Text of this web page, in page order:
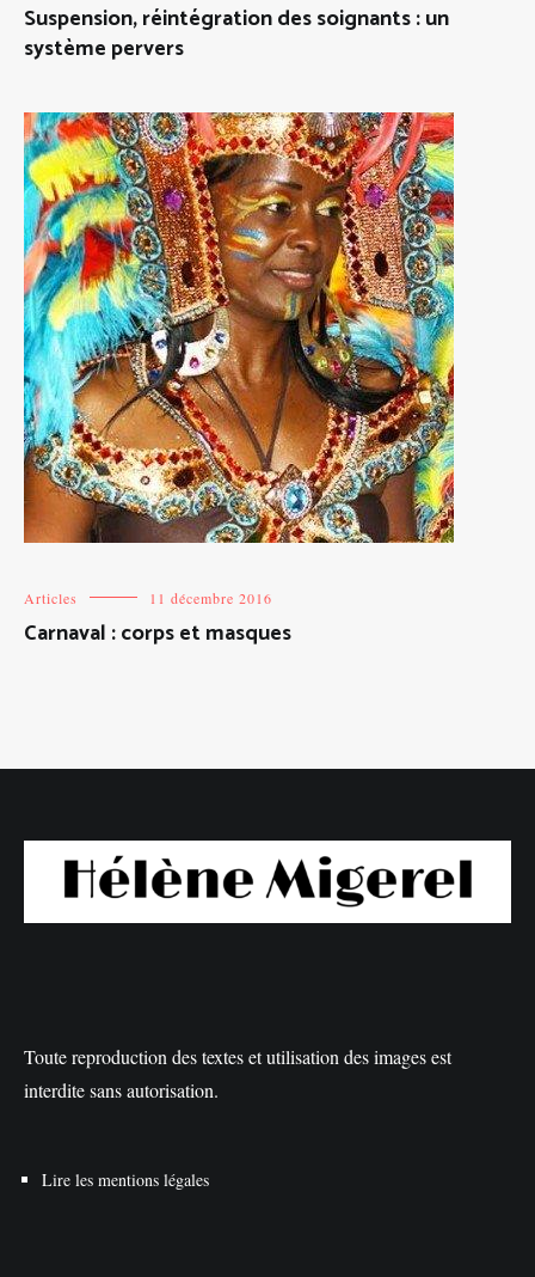
Suspension, réintégration des soignants : un
système pervers
Articles 11 décembre 2016
Carnaval : corps et masques
Toute reproduction des textes et utilisation des images est
interdite sans autorisation.
Lire les mentions légales